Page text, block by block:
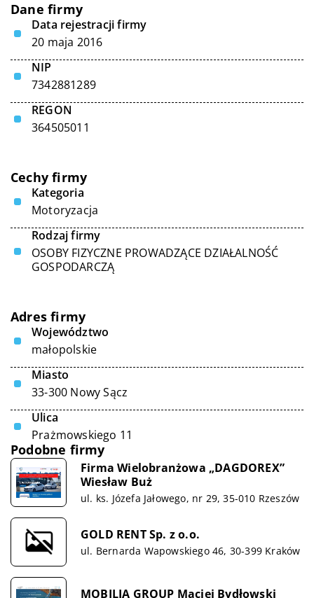
Dane firmy
Data rejestracji firmy
20 maja 2016
NIP
7342881289
REGON
364505011
Cechy firmy
Kategoria
Motoryzacja
Rodzaj firmy
OSOBY FIZYCZNE PROWADZĄCE DZIAŁALNOŚĆ
GOSPODARCZĄ
Adres firmy
Województwo
małopolskie
Miasto
33-300 Nowy Sącz
Ulica
Prażmowskiego 11
Podobne firmy
Firma Wielobranżowa „DAGDOREX”
Wiesław Buż
ul. ks. Józefa Jałowego, nr 29, 35-010 Rzeszów
GOLD RENT Sp. z o.o.
ul. Bernarda Wapowskiego 46, 30-399 Kraków
MOBILIA GROUP Maciej Bydłowski